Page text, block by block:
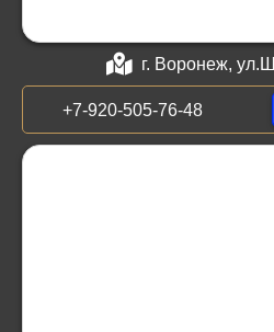
г. Воронеж,
+7-920-505-76-48